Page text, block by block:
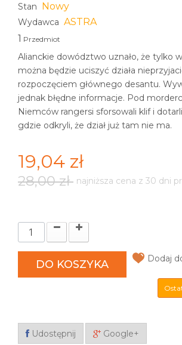
Stan Nowy
Wydawca ASTRA
1 Przedmiot
Alianckie dowództwo uznało, że tylko
można będzie uciszyć działa
rozpoczęciem głównego desantu.
jednak błędne informacje. Pod
Niemców rangersi sforsowali klif i
gdzie odkryli, że dział już tam nie ma.
19,04 zł
28,00 zł najniższa cena z 30 dni
DO KOSZYKA Dodaj
Udostępnij Google+